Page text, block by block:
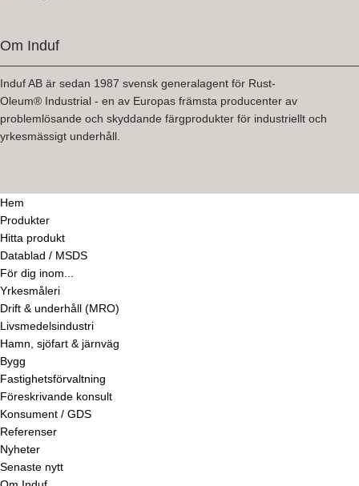
Om Induf
Induf AB är sedan 1987 svensk generalagent för Rust-
Oleum® Industrial - en av Europas främsta producenter av
problemlösande och skyddande färgprodukter för industriellt och
yrkesmässigt underhåll.
Hem
Produkter
Hitta produkt
Datablad / MSDS
För dig inom...
Yrkesmåleri
Drift & underhåll (MRO)
Livsmedelsindustri
Hamn, sjöfart & järnväg
Bygg
Fastighetsförvaltning
Föreskrivande konsult
Konsument / GDS
Referenser
Nyheter
Senaste nytt